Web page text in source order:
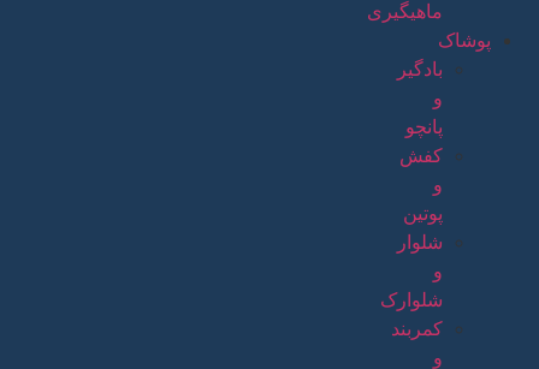
ماهیگیری
پوشاک
بادگیر
و
پانچو
کفش
و
پوتین
شلوار
و
شلوارک
کمربند
و